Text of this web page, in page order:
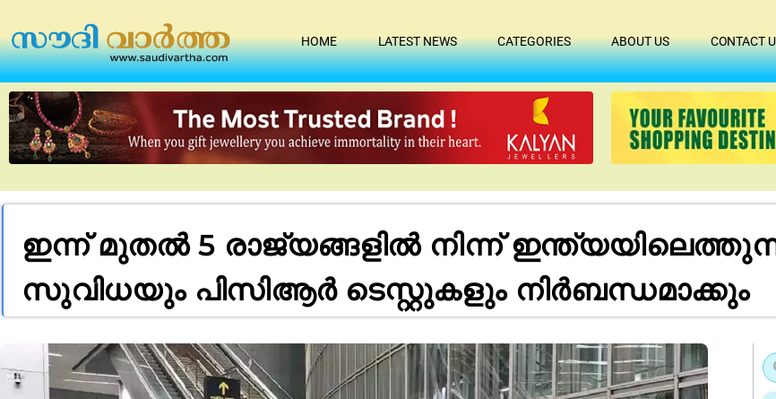
HOME LATEST NEWS CATEGORIES ABOUT US CONTACT
ഇന്ന് മുതൽ 5 രാജ്യങ്ങളിൽ നിന്ന്
സുവിധയും പിസിആർ ടെസ്റ്റുകളും നിർബന്ധമാക്കും